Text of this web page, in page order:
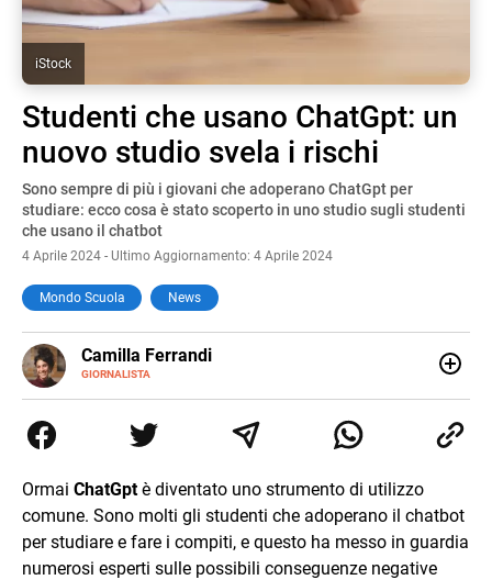
iStock
Studenti che usano ChatGpt: un
nuovo studio svela i rischi
Sono sempre di più i giovani che adoperano ChatGpt per
studiare: ecco cosa è stato scoperto in uno studio sugli studenti
che usano il chatbot
4 Aprile 2024 - Ultimo Aggiornamento: 4 Aprile 2024
Mondo Scuola News
Camilla Ferrandi
GIORNALISTA
E-
MAIL
LINKEDIN
di trasformare la passione per la scrittura in un lavoro, e
da lì non mi sono più fermata. L’attualità è il mio pane
mente.
Ormai ChatGptè diventato uno strumento di utilizzo
comune. Sono molti gli studenti che adoperano il chatbot
per studiare e fare i compiti, e questo ha messo in guardia
numerosi esperti sulle possibili conseguenze negative